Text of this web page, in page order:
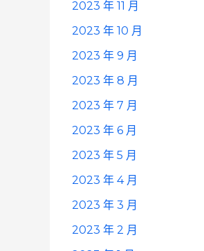
2023 年 11 月
2023 年 10 月
2023 年 9 月
2023 年 8 月
2023 年 7 月
2023 年 6 月
2023 年 5 月
2023 年 4 月
2023 年 3 月
2023 年 2 月